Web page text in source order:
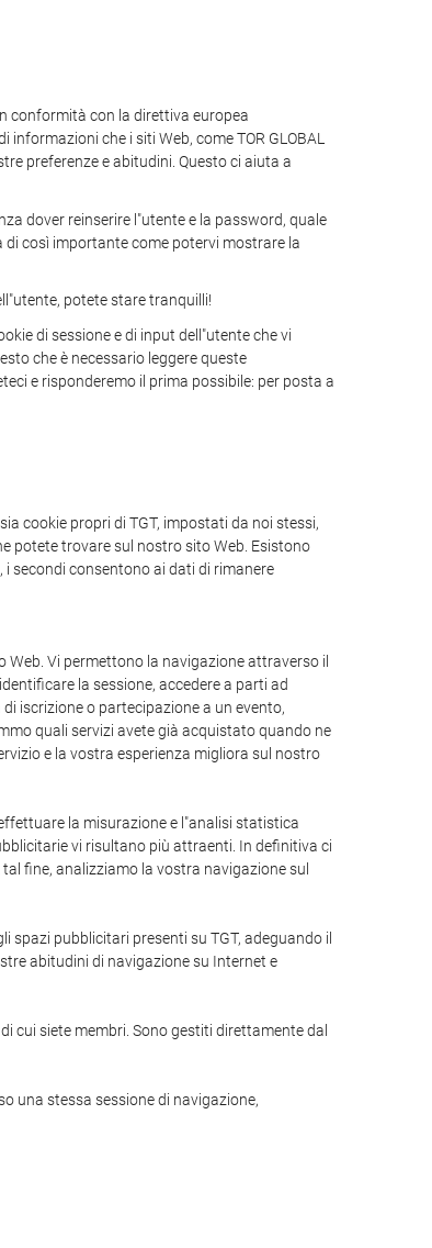
conformità con la direttiva europea
che i siti Web, come TOR GLOBAL
preferenze e abitudini. Questo ci aiuta a
dover reinserire l"utente e la password, quale
così importante come potervi mostrare la
potete stare tranquilli!
di sessione e di input dell"utente che vi
che è necessario leggere queste
e risponderemo il prima possibile: per posta a
cookie propri di TGT, impostati da noi stessi,
potete trovare sul nostro sito Web. Esistono
i secondi consentono ai dati di rimanere
Vi permettono la navigazione attraverso il
la sessione, accedere a parti ad
iscrizione o partecipazione a un evento,
quali servizi avete già acquistato quando ne
e la vostra esperienza migliora sul nostro
la misurazione e l"analisi statistica
vi risultano più attraenti. In definitiva ci
fine, analizziamo la vostra navigazione sul
spazi pubblicitari presenti su TGT, adeguando il
abitudini di navigazione su Internet e
cui siete membri. Sono gestiti direttamente dal
una stessa sessione di navigazione,